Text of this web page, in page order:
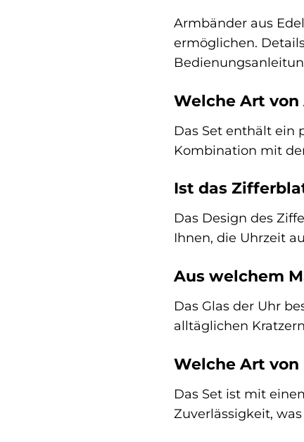
Armbänder aus
ermöglichen.
Welche Art
Das Set enthält ein
Kombination mit
Ist das
Das Design des
Ihnen, die Uhrzeit
Aus welchem
Das Glas der Uhr
alltäglichen
Welche Art
Das Set ist mit
Zuverlässigkeit,